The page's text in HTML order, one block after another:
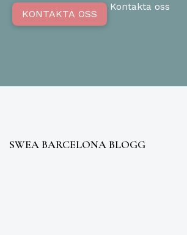
KONTAKTA OSS
Kontakta oss
SWEA BARCELONA BLOGG